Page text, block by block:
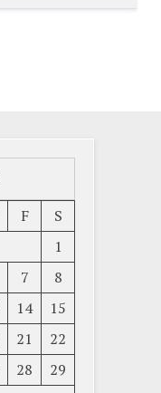
F
S
1
7
8
14
15
21
22
28
29